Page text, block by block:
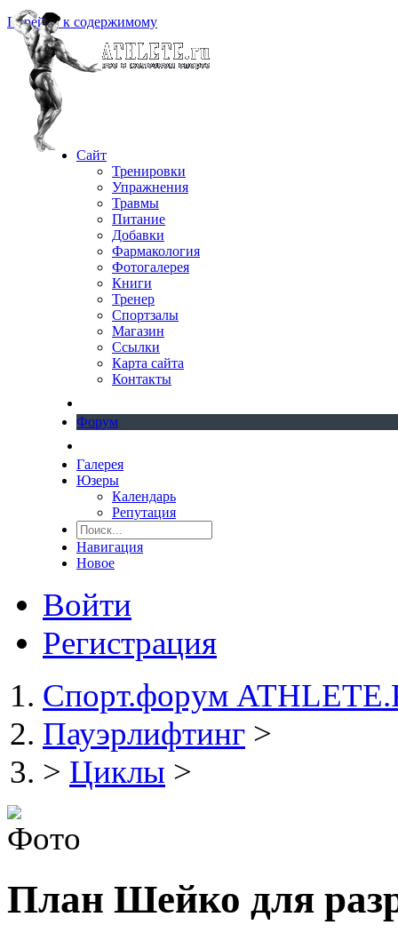
Перейти к содержимому
Сайт
Тренировки
Упражнения
Травмы
Питание
Добавки
Фармакология
Фотогалерея
Книги
Тренер
Спортзалы
Магазин
Ссылки
Карта сайта
Контакты
Форум
Галерея
Юзеры
Календарь
Репутация
Навигация
Новое
Войти
Регистрация
Спорт.форум
Пауэрлифтинг >
> Циклы >
План Шейко для